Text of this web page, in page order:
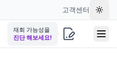
고객센터 테마
재회 가능성을
진단 해보세요!